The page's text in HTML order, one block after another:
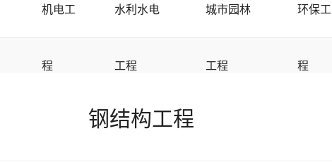
机电工
程
水利水电
工程
城市园林
工程
环保工
程
钢结构工程